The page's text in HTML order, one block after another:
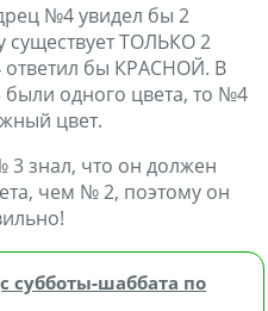
№4 увидел бы 2
существует ТОЛЬКО 2
бы КРАСНОЙ. В
одного цвета, то №4
цвет.
3 знал, что он должен
чем № 2, поэтому он
по